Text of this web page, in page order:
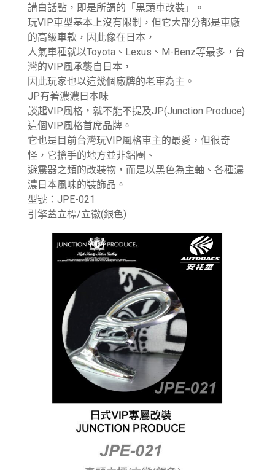
講白話點，即是所謂的「黑頭車改裝」。
玩VIP車型基本上沒有限制，但它大部分都是車廠
的高級車款，因此像在日本，
人氣車種就以Toyota、Lexus、M-Benz等最多，台
灣的VIP風承襲自日本，
因此玩家也以這幾個廠牌的老車為主。
JP有著濃濃日本味
談起VIP風格，就不能不提及JP(Junction Produce)
這個VIP風格首席品牌。
它也是目前台灣玩VIP風格車主的最愛，但很奇
怪，它搶手的地方並非鋁圈、
避震器之類的改裝物，而是以黑色為主軸、各種濃
濃日本風味的裝飾品。​
型號：JPE-021
引擎蓋立標/立徽(銀色)